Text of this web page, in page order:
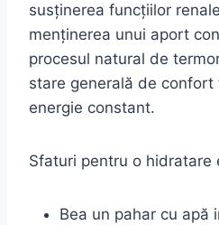
susținerea funcțiilor
menținerea unui aport
procesul natural de
stare generală de confort
energie constant.
Sfaturi pentru o hidratare
Bea un pahar cu apă